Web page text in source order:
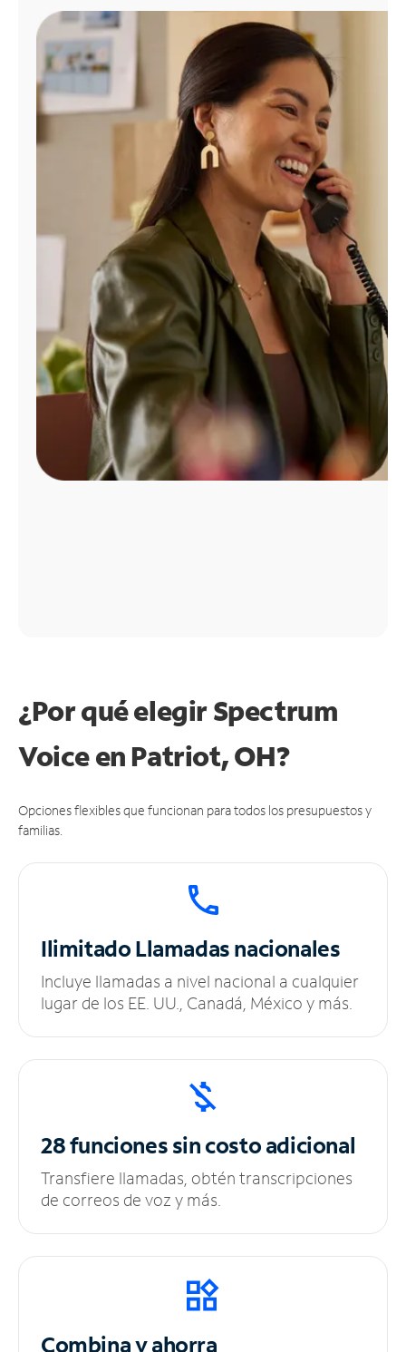
Administrar
cuenta
Encuentra
tienda
¿Por qué elegir Spectrum
Voice en Patriot, OH?
Opciones flexibles que funcionan para todos los presupuestos y
familias.
IlimitadoLlamadas nacionales
Incluye llamadas a nivel nacional a cualquier
lugar de los EE. UU., Canadá, México y más.
28 funciones sincosto adicional
Transfiere llamadas, obtén transcripciones
de correos de voz y más.
Combina y ahorra